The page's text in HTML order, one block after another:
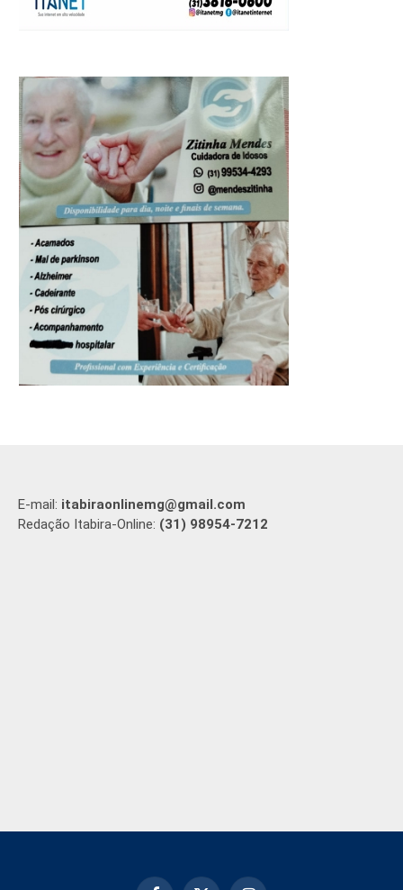
E-mail: itabiraonlinemg@gmail.com
Redação Itabira-Online: (31) 98954-7212